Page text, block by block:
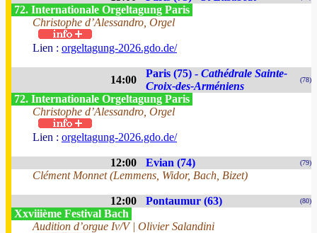
72. Internationale Orgeltagung Paris
Christophe d’Alessandro, Orgel
Lien : orgeltagung-2026.gdo.de/
14:00
Paris (75) - Cathédrale Sainte-
Croix-des-Arméniens
(78)
72. Internationale Orgeltagung Paris
Christophe d’Alessandro, Orgel
Lien : orgeltagung-2026.gdo.de/
12:00 Evian (74) (79)
Clément Monnet (Lemmens, Widor, Bach, Bizet)
12:00 Pontaumur (63) (80)
Xxviiième Festival Bach
Audition d’orgue Iv/V | Olivier Salandini